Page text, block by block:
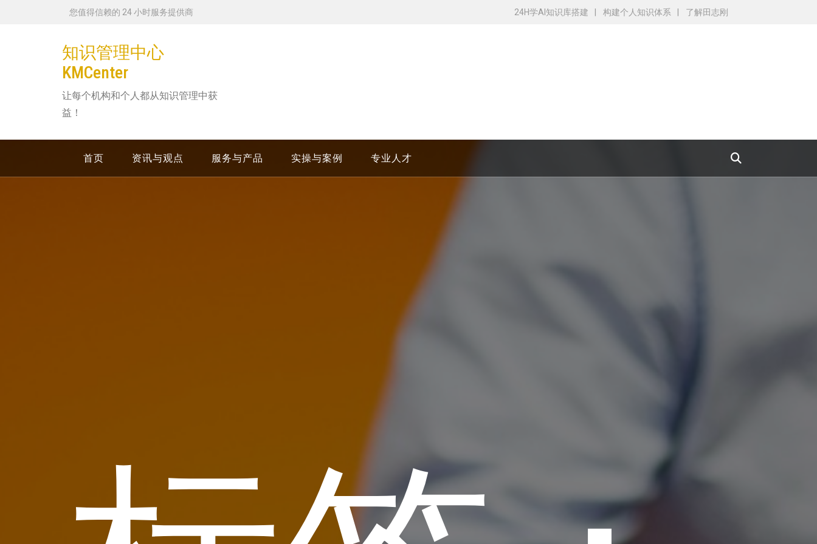
您值得信赖的 24 小时服务提供商 24H学AI知识库搭建 构建个人知识体系 了解田志刚
知识管理中心
KMCenter
让每个机构和个人都从知识管理中获
益！
首页 资讯与观点 服务与产品 实操与案例 专业人才